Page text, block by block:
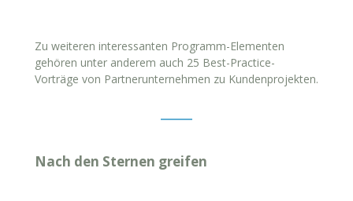
Zu weiteren interessanten Programm-Elementen
gehören unter anderem auch 25 Best-Practice-
Vorträge von Partnerunternehmen zu Kundenprojekten.
Nach den Sternen greifen